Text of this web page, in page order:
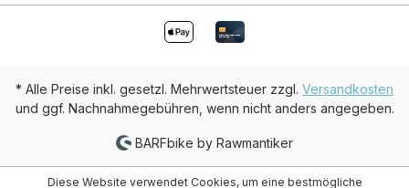
* Alle Preise inkl. gesetzl. Mehrwertsteuer zzgl. Versandkosten
und ggf. Nachnahmegebühren, wenn nicht anders angegeben.
BARFbike by Rawmantiker
Diese Website verwendet Cookies, um eine bestmögliche